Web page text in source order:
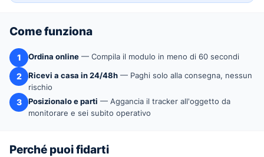
Come funziona
1 Ordina online — Compila il modulo in meno di 60 secondi
2 Ricevi a casa in 24/48h — Paghi solo alla consegna, nessun
rischio
3 Posizionalo e parti — Aggancia il tracker all'oggetto da
monitorare e sei subito operativo
Perché puoi fidarti